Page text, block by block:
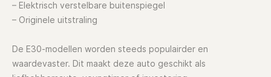
– Elektrisch verstelbare buitenspiegel
– Originele uitstraling
De E30-modellen worden steeds populairder en
waardevaster. Dit maakt deze auto geschikt als